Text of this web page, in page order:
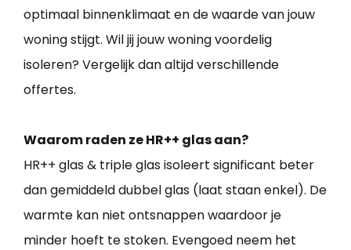
optimaal binnenklimaat en de waarde van jouw
woning stijgt. Wil jij jouw woning voordelig
isoleren? Vergelijk dan altijd verschillende
offertes.
Waarom raden ze HR++ glas aan?
HR++ glas & triple glas isoleert significant beter
dan gemiddeld dubbel glas (laat staan enkel). De
warmte kan niet ontsnappen waardoor je
minder hoeft te stoken. Evengoed neem het